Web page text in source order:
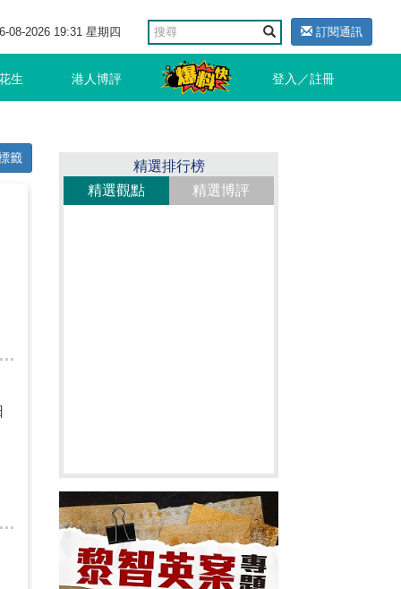
08-2026 19:31 星期四 訂閱通訊
生 港人博評 登入／註冊
籤
精選排行榜
精選觀點
精選博評